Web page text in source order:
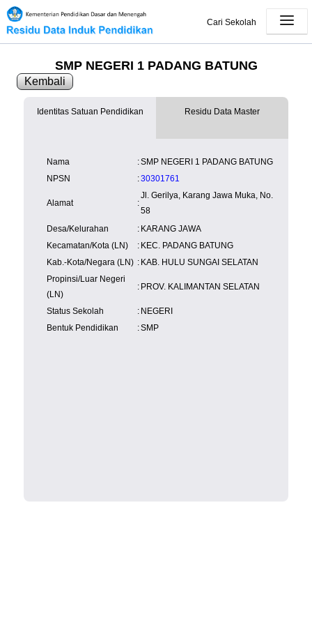
Cari Sekolah
SMP NEGERI 1 PADANG BATUNG
Kembali
Identitas Satuan Pendidikan
Nama :SMP NEGERI 1 PADANG BATUNG
NPSN
:30301761
Alamat :
Jl. Gerilya, Karang Jawa Muka, No.
58
Desa/Kelurahan
: KARANG JAWA
Kecamatan/Kota (LN)
: KEC. PADANG BATUNG
Kab.-Kota/Negara (LN) : KAB. HULU SUNGAI SELATAN
Propinsi/Luar Negeri
(LN)
: PROV. KALIMANTAN SELATAN
Status Sekolah : NEGERI
Bentuk Pendidikan
:SMP
Residu Data Master